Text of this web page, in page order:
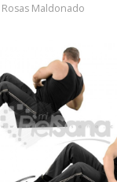
Maldonado